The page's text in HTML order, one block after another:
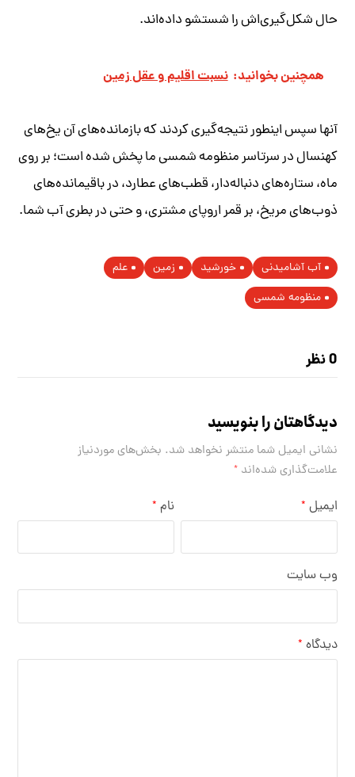
حال شکل‌گیری‌اش را شستشو داده‌اند.
همچنین بخوانید: نسبت اقلیم و عقل زمین
آنها سپس اینطور نتیجه‌گیری کردند که بازمانده‌های آن یخ‌های
کهنسال در سرتاسر منظومه شمسی ما پخش شده است؛ بر روی
ماه، ستاره‌های دنباله‌دار، قطب‌های عطارد، در باقیمانده‌های
ذوب‌های مریخ، بر قمر اروپای مشتری، و حتی در بطری آب شما.
آب آشامیدنی خورشید زمین
علم
منظومه شمسی
0 نظر
دیدگاهتان را بنویسید
نشانی ایمیل شما منتشر نخواهد شد. بخش‌های موردنیاز
علامت‌گذاری شده‌اند*
نام * ایمیل *
وب‌ سایت
دیدگاه *